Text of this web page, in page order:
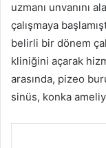
uzmanı unvanını
çalışmaya
belirli bir dönem
kliniğini açarak
arasında, pizeo
sinüs, konka